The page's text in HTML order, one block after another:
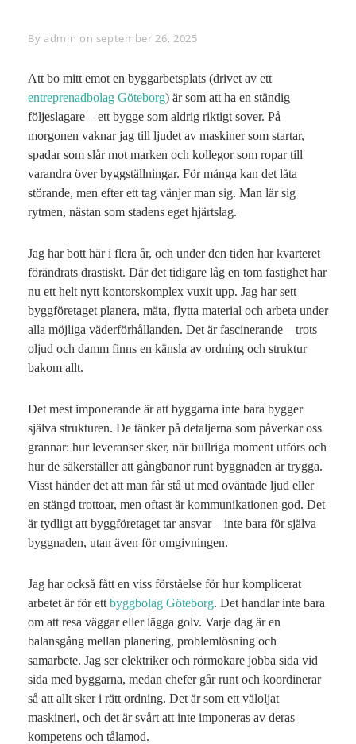
By Byline
admin on september 26, 2025
Att bo mitt emot en byggarbetsplats (drivet av ett
entreprenadbolag Göteborg) är som att ha en ständig
följeslagare – ett bygge som aldrig riktigt sover. På
morgonen vaknar jag till ljudet av maskiner som startar,
spadar som slår mot marken och kollegor som ropar till
varandra över byggställningar. För många kan det låta
störande, men efter ett tag vänjer man sig. Man lär sig
rytmen, nästan som stadens eget hjärtslag.
Jag har bott här i flera år, och under den tiden har kvarteret
förändrats drastiskt. Där det tidigare låg en tom fastighet har
nu ett helt nytt kontorskomplex vuxit upp. Jag har sett
byggföretaget planera, mäta, flytta material och arbeta under
alla möjliga väderförhållanden. Det är fascinerande – trots
oljud och damm finns en känsla av ordning och struktur
bakom allt.
Det mest imponerande är att byggarna inte bara bygger
själva strukturen. De tänker på detaljerna som påverkar oss
grannar: hur leveranser sker, när bullriga moment utförs och
hur de säkerställer att gångbanor runt byggnaden är trygga.
Visst händer det att man får stå ut med oväntade ljud eller
en stängd trottoar, men oftast är kommunikationen god. Det
är tydligt att byggföretaget tar ansvar – inte bara för själva
byggnaden, utan även för omgivningen.
Jag har också fått en viss förståelse för hur komplicerat
arbetet är för ett byggbolag Göteborg. Det handlar inte bara
om att resa väggar eller lägga golv. Varje dag är en
balansgång mellan planering, problemlösning och
samarbete. Jag ser elektriker och rörmokare jobba sida vid
sida med byggarna, medan chefer går runt och koordinerar
så att allt sker i rätt ordning. Det är som ett väloljat
maskineri, och det är svårt att inte imponeras av deras
kompetens och tålamod.